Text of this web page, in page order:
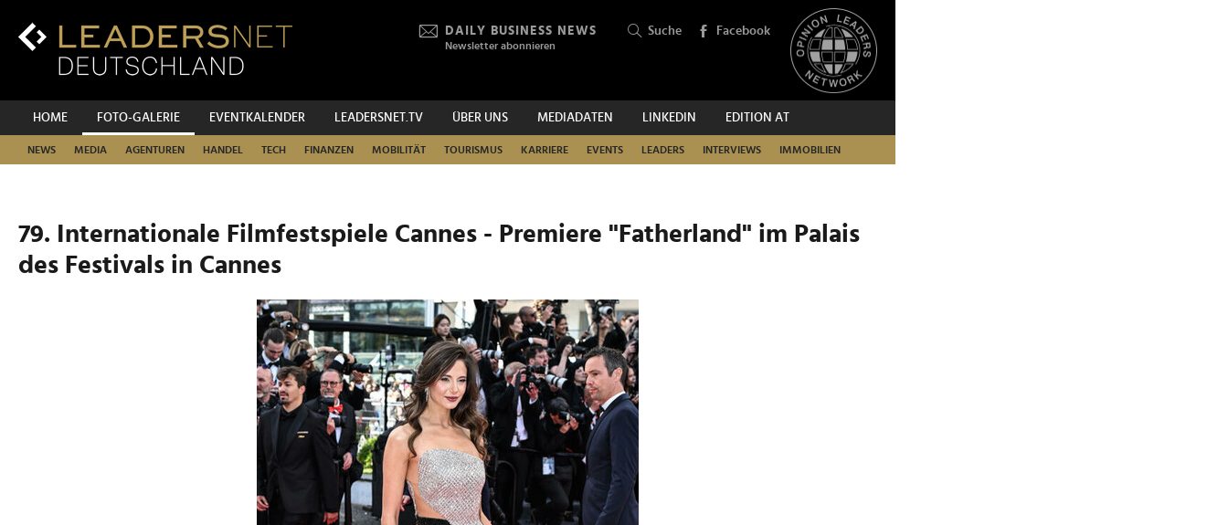
Inhalt
Hauptnavigation
DAILY BUSINESS NEWS
Newsletter abonnieren
Suche Facebook
HOME FOTO-GALERIE EVENTKALENDER LEADERSNET.TV ÜBER UNS MEDIADATEN LINKEDIN EDITION AT
NEWS MEDIA AGENTUREN HANDEL TECH FINANZEN MOBILITÄT TOURISMUS KARRIERE EVENTS LEADERS INTERVIEWS IMMOBILIEN
SUCHEN
79. Internationale Filmfestspiele Cannes - Premiere "Fatherland" im Palais
des Festivals in Cannes